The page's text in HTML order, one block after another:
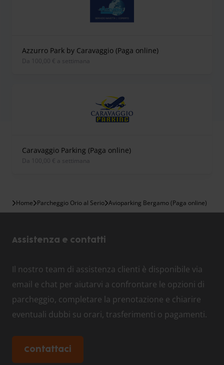
Azzurro Park by Caravaggio (Paga online)
Da 100,00 € a settimana
Caravaggio Parking (Paga online)
Da 100,00 € a settimana
Home Parcheggio Orio al Serio Avioparking Bergamo (Paga online)
Assistenza e contatti
Il nostro team di assistenza clienti è disponibile via
email e chat per aiutarvi a confrontare le opzioni di
parcheggio, completare la prenotazione e chiarire
eventuali dubbi su orari, trasferimenti o pagamenti.
Contattaci